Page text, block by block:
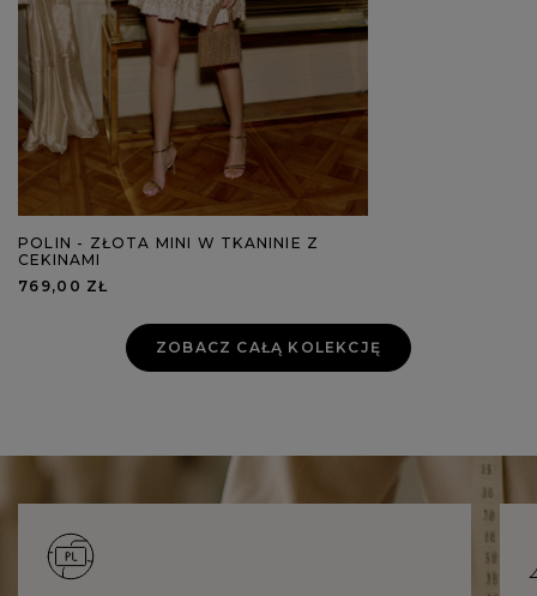
POLIN - ZŁOTA MINI W TKANINIE Z
CEKINAMI
769,00 ZŁ
ZOBACZ CAŁĄ KOLEKCJĘ